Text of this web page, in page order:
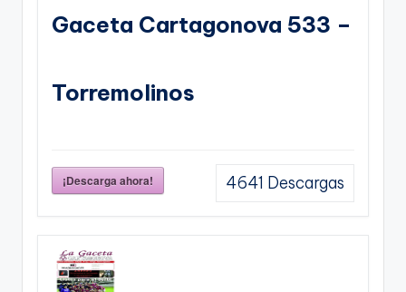
Gaceta Cartagonova 533 –
Torremolinos
¡Descarga ahora! 4641 Descargas